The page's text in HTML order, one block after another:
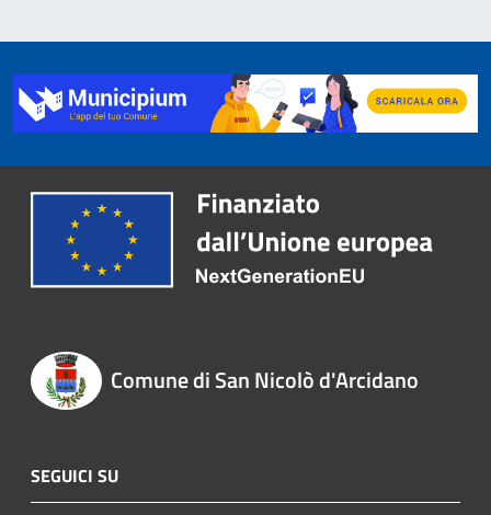
Comune di San Nicolò d'Arcidano
SEGUICI SU